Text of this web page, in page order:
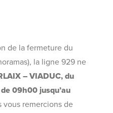
de la fermeture du
la ligne 929 ne
– VIADUC, du
09h00 jusqu’au
vous remercions de